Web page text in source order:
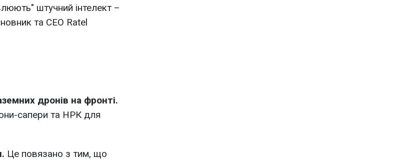
штучний інтелект –
та CEO Ratel
дронів на фронті.
сапери та НРК для
Це повязано з тим, що